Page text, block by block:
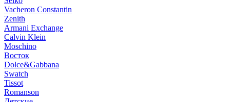
Vacheron Constantin
Zenith
Armani Exchange
Calvin Klein
Moschino
Восток
Dolce&Gabbana
Swatch
Tissot
Romanson